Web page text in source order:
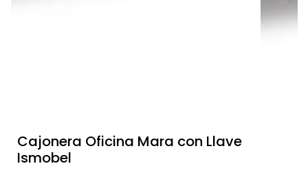
Cajonera Oficina Mara con Llave
Ismobel